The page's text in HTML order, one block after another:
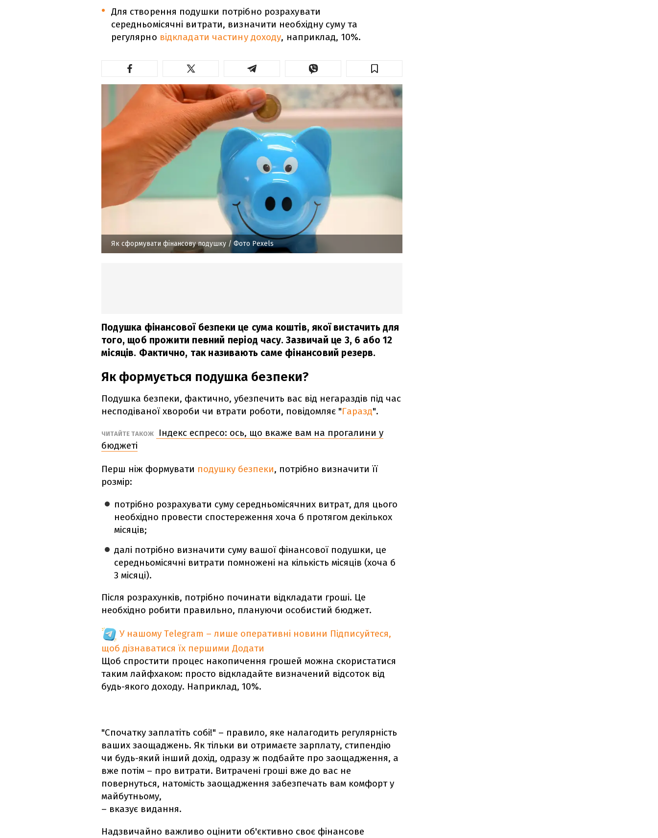
Для створення подушки потрібно розрахувати
середньомісячні витрати, визначити необхідну суму та
регулярно відкладати частину доходу, наприклад, 10%.
Як сформувати фінансову подушку / Фото Pexels
Подушка фінансової безпеки це сума коштів, якої вистачить для
того, щоб прожити певний період часу. Зазвичай це 3, 6 або 12
місяців. Фактично, так називають саме фінансовий резерв.
Як формується подушка безпеки?
Подушка безпеки, фактично, убезпечить вас від негараздів під час
несподіваної хвороби чи втрати роботи, повідомляє "Гаразд".
ЧИТАЙТЕ ТАКОЖ
Індекс еспресо: ось, що вкаже вам на прогалини у
бюджеті
Перш ніж формувати подушку безпеки, потрібно визначити її
розмір:
потрібно розрахувати суму середньомісячних витрат, для цього
необхідно провести спостереження хоча б протягом декількох
місяців;
далі потрібно визначити суму вашої фінансової подушки, це
середньомісячні витрати помножені на кількість місяців (хоча б
3 місяці).
Після розрахунків, потрібно починати відкладати гроші. Це
необхідно робити правильно, плануючи особистий бюджет.
У нашому Telegram – лише оперативні новини Підписуйтеся,
щоб дізнаватися їх першими Додати
Щоб спростити процес накопичення грошей можна скористатися
таким лайфхаком: просто відкладайте визначений відсоток від
будь-якого доходу. Наприклад, 10%.
"Спочатку заплатіть собі!" – правило, яке налагодить регулярність
ваших заощаджень. Як тільки ви отримаєте зарплату, стипендію
чи будь-який інший дохід, одразу ж подбайте про заощадження, а
вже потім – про витрати. Витрачені гроші вже до вас не
повернуться, натомість заощадження забезпечать вам комфорт у
майбутньому,
– вказує видання.
Надзвичайно важливо оцінити об'єктивно своє фінансове